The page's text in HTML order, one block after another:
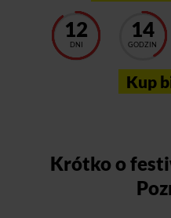
12
DNI
14
GODZIN
Kup
Krótko o